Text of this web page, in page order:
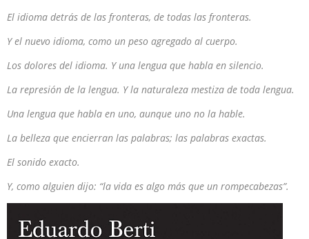
El idioma detrás de las fronteras, de todas las fronteras.
Y el nuevo idioma, como un peso agregado al cuerpo.
Los dolores del idioma. Y una lengua que habla en silencio.
La represión de la lengua. Y la naturaleza mestiza de toda lengua.
Una lengua que habla en uno, aunque uno no la hable.
La belleza que encierran las palabras; las palabras exactas.
El sonido exacto.
Y, como alguien dijo: “la vida es algo más que un rompecabezas”.